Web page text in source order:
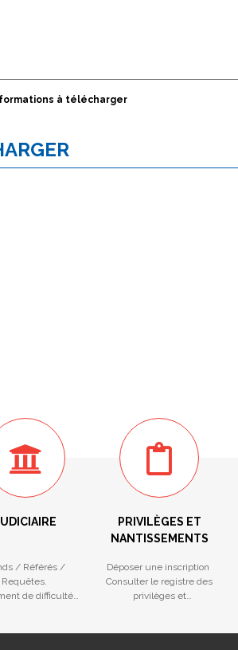
à télécharger
/ Référés /
Requêtes.
de difficultés
PRIVILÈGES ET
NANTISSEMENTS
Déposer une inscription
Consulter le registre des
privilèges et